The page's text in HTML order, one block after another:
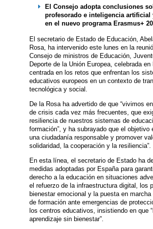
El Consejo adopta conclusiones
profesorado e inteligencia artificial
en el nuevo programa Erasmus+
El secretario de Estado de Educación,
Rosa, ha intervenido este lunes en la
Consejo de ministros de Educación,
Deporte de la Unión Europea, celebrada en
centrada en los retos que enfrentan los
educativos europeos en un contexto de
tecnológica y social.
De la Rosa ha advertido de que “vivimos
de crisis cada vez más frecuentes, que
resiliencia de nuestros sistemas de
formación”, y ha subrayado que el objetivo
una ciudadanía responsable y promover
solidaridad, la cooperación y la resiliencia”.
En esta línea, el secretario de Estado ha
medidas adoptadas por España para
derecho a la educación en situaciones
el refuerzo de la infraestructura digital, los
bienestar emocional y la puesta en marcha
de formación ante emergencias de
los centros educativos, insistiendo en que
aprendizaje sin bienestar”.